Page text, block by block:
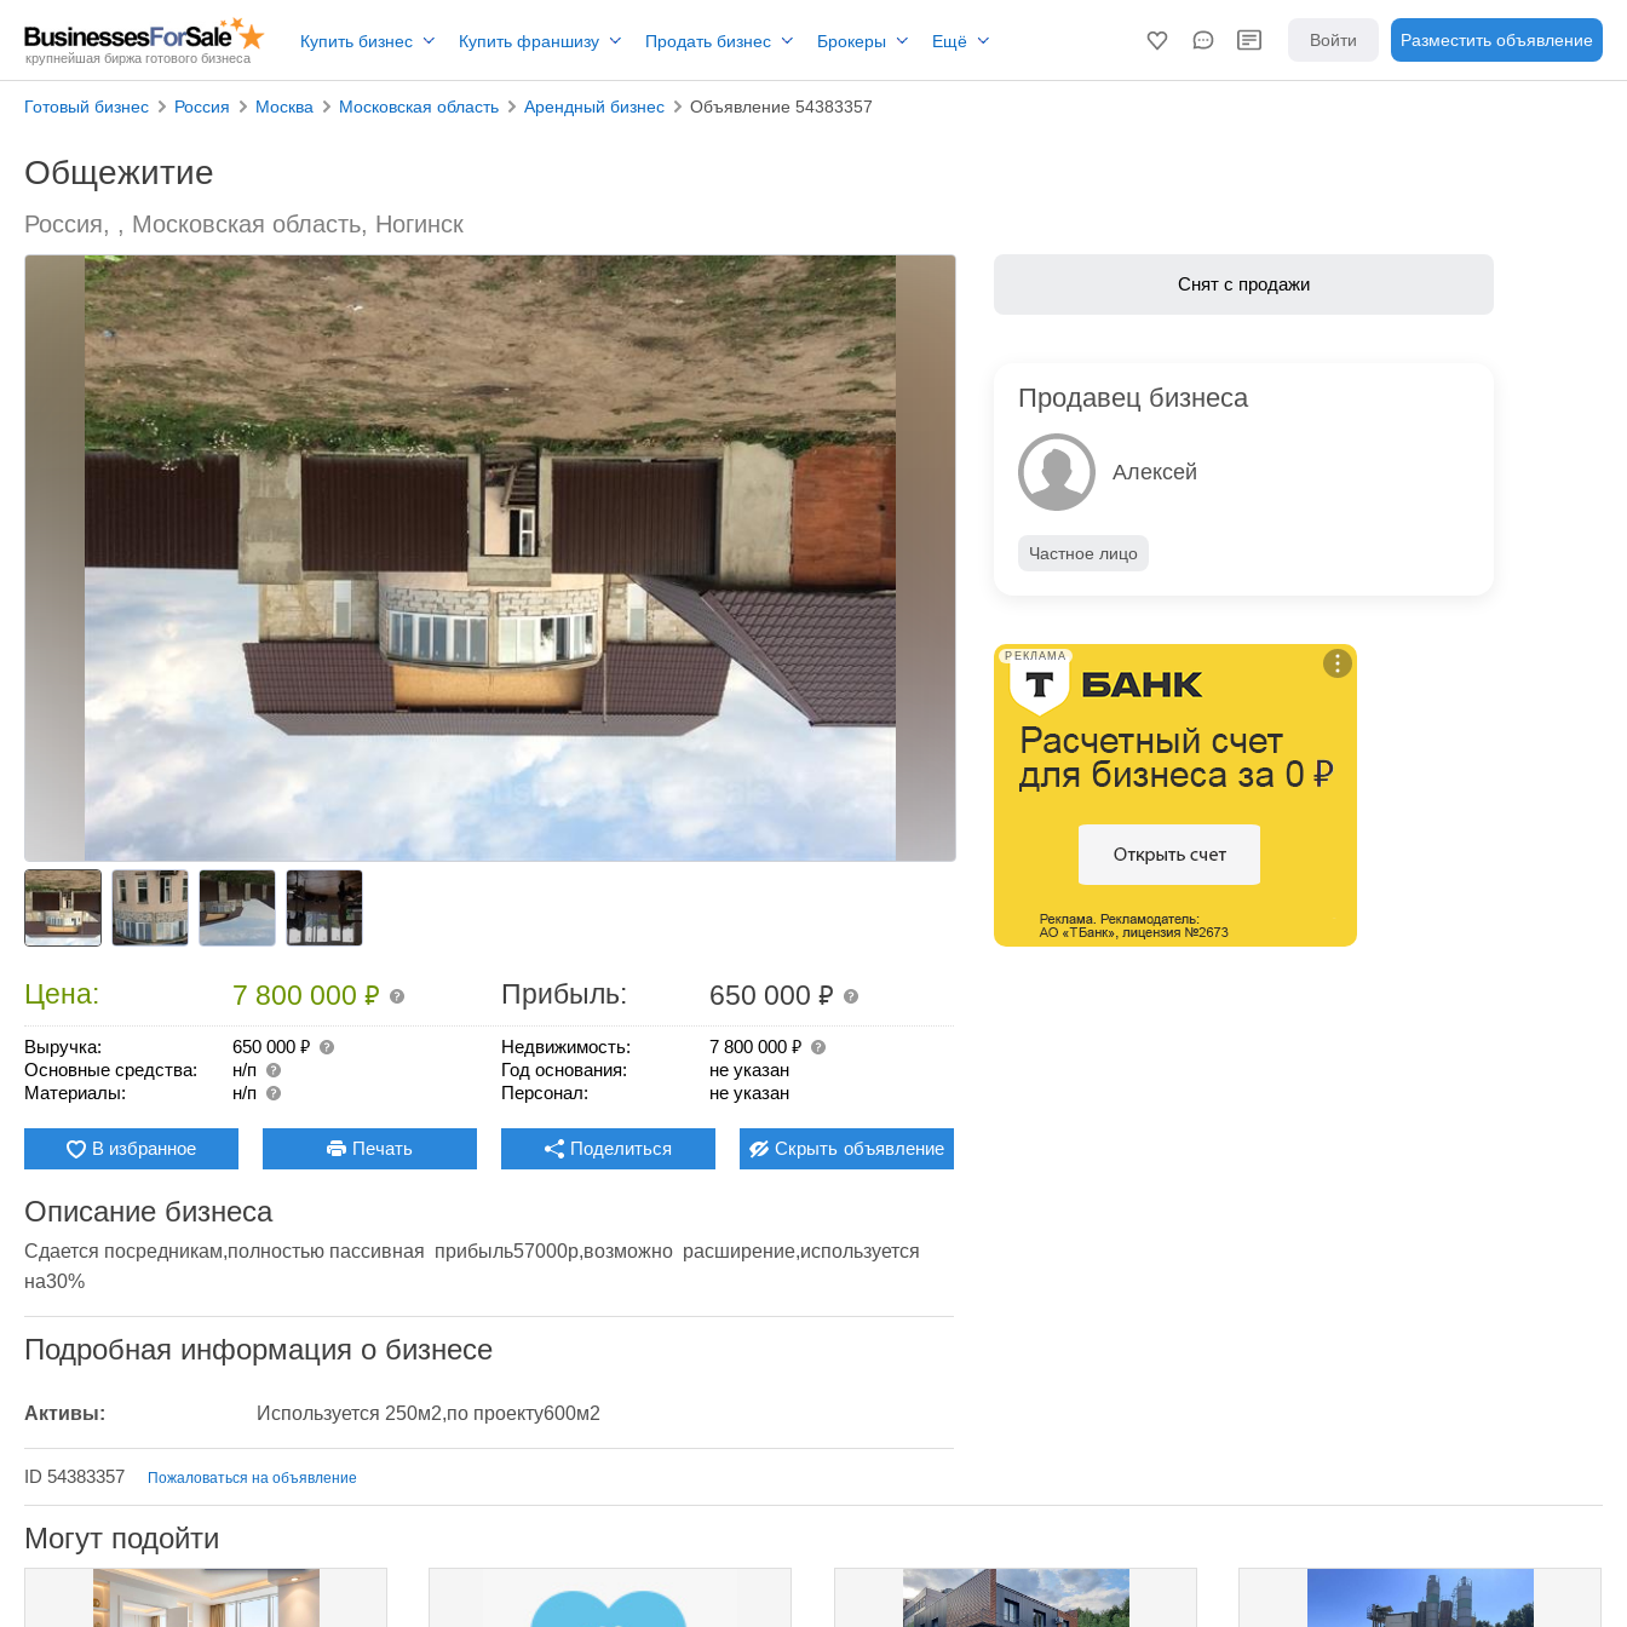
крупнейшая биржа готового бизнеса
Купить бизнес Купить франшизу Продать бизнес Брокеры Ещё Войти Разместить объявление
Готовый бизнес Россия Москва Московская область Арендный бизнес Объявление 54383357
Общежитие
Россия, , Московская область, Ногинск
Цена: 7 800 000₽ Прибыль: 650 000 ₽
Выручка: 650 000₽
Основные средства:
н/п
Материалы:
н/п
Недвижимость: 7 800 000 ₽
Год основания:
не указан
Персонал:
не указан
В избранное Печать Поделиться Скрыть объявление
Описание бизнеса
Сдается посредникам,полностью пассивная  прибыль57000р,возможно  расширение,используется
на30%
Подробная информация о бизнесе
Активы: Используется 250м2,по проекту600м2
Снят с продажи
Продавец бизнеса
Алексей
Частное лицо
РЕКЛАМА
ID 54383357 Пожаловаться на объявление
Могут подойти